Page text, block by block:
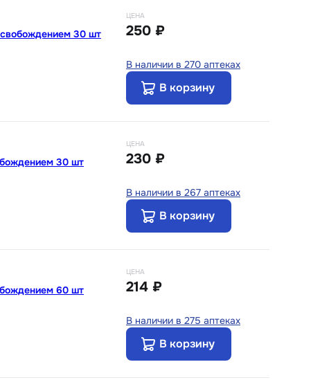
30 шт
ЦЕНА
250 ₽
В наличии в 270 аптеках
В корзину
30 шт
ЦЕНА
230 ₽
В наличии в 267 аптеках
В корзину
60 шт
ЦЕНА
214 ₽
В наличии в 275 аптеках
В корзину